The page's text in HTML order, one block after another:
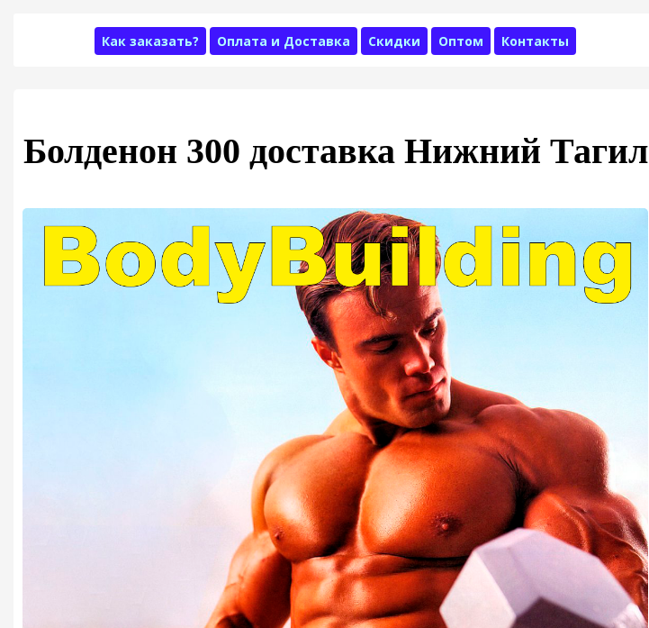
Как заказать? Оплата и Доставка Скидки Оптом Контакты
Болденон 300 доставка Нижний Тагил